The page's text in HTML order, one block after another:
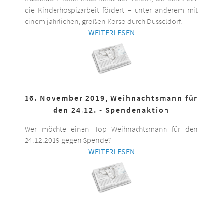
die Kinderhospizarbeit fördert – unter anderem mit
einem jährlichen, großen Korso durch Düsseldorf.
WEITERLESEN
16. November 2019, Weihnachtsmann für
den 24.12. - Spendenaktion
Wer möchte einen Top Weihnachtsmann für den
24.12.2019 gegen Spende?
WEITERLESEN